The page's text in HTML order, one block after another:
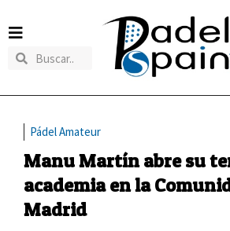
Pádel Amateur
Manu Martín abre su
academia en la
Madrid